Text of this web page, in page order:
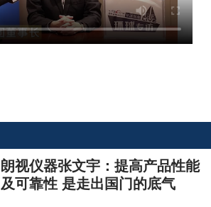
朗视仪器张文宇：提高产品性能
及可靠性 是走出国门的底气